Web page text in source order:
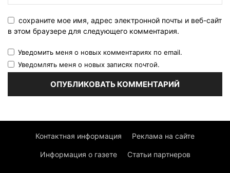
сохраните мое имя, адрес электронной почты и веб-сайт
в этом браузере для следующего комментария.
Уведомить меня о новых комментариях по email.
Уведомлять меня о новых записях почтой.
Контактная информация Реклама на сайте
Информация о газете Статьи партнеров